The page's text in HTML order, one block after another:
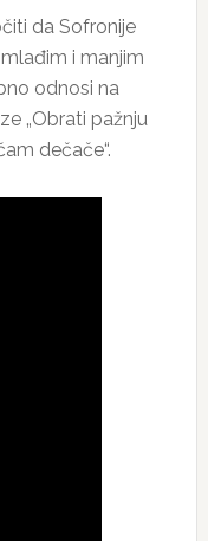
da Sofronije
i manjim
odnosi na
„Obrati pažnju
dečače“.